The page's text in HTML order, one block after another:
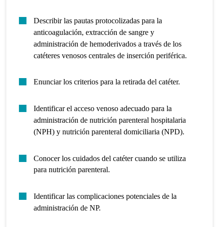
Describir las pautas protocolizadas para la
anticoagulación, extracción de sangre y
administración de hemoderivados a través de los
catéteres venosos centrales de inserción periférica.
Enunciar los criterios para la retirada del catéter.
Identificar el acceso venoso adecuado para la
administración de nutrición parenteral hospitalaria
(NPH) y nutrición parenteral domiciliaria (NPD).
Conocer los cuidados del catéter cuando se utiliza
para nutrición parenteral.
Identificar las complicaciones potenciales de la
administración de NP.